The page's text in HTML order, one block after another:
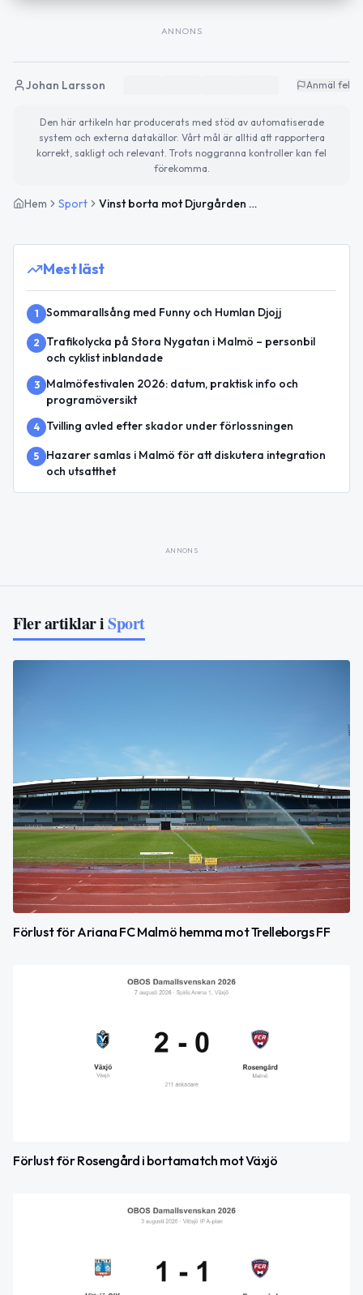
ANNONS
Johan Larsson Anmäl fel
Den här artikeln har producerats med stöd av automatiserade
system och externa datakällor. Vårt mål är alltid att rapportera
korrekt, sakligt och relevant. Trots noggranna kontroller kan fel
förekomma.
Hem Sport Vinst borta mot Djurgården för Malmö FF
Mest läst
1 Sommarallsång med Funny och Humlan Djojj
2
Trafikolycka på Stora Nygatan i Malmö – personbil
och cyklist inblandade
3
Malmöfestivalen 2026: datum, praktisk info och
programöversikt
4 Tvilling avled efter skador under förlossningen
5
Hazarer samlas i Malmö för att diskutera integration
och utsatthet
ANNONS
Fler artiklar iSport
Förlust för Ariana FC Malmö hemma mot Trelleborgs FF
Förlust för Rosengård i bortamatch mot Växjö